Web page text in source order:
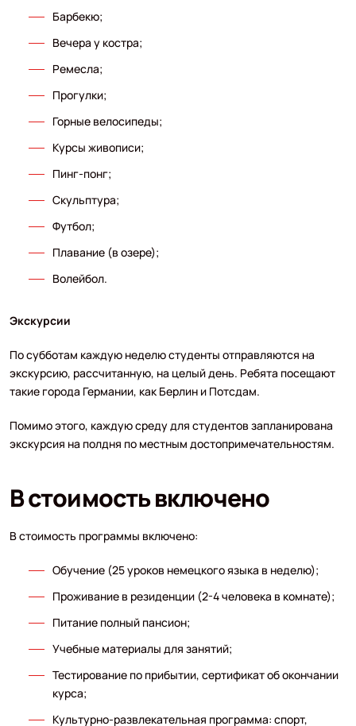
Барбекю;
Вечера у костра;
Ремесла;
Прогулки;
Горные велосипеды;
Курсы живописи;
Пинг-понг;
Скульптура;
Футбол;
Плавание (в озере);
Волейбол.
Экскурсии
По субботам каждую неделю студенты отправляются на
экскурсию, рассчитанную, на целый день. Ребята посещают
такие города Германии, как Берлин и Потсдам.
Помимо этого, каждую среду для студентов запланирована
экскурсия на полдня по местным достопримечательностям.
В стоимость включено
В стоимость программы включено:
Обучение (25 уроков немецкого языка в неделю);
Проживание в резиденции (2-4 человека в комнате);
Питание полный пансион;
Учебные материалы для занятий;
Тестирование по прибытии, сертификат об окончании
курса;
Культурно-развлекательная программа: спорт,